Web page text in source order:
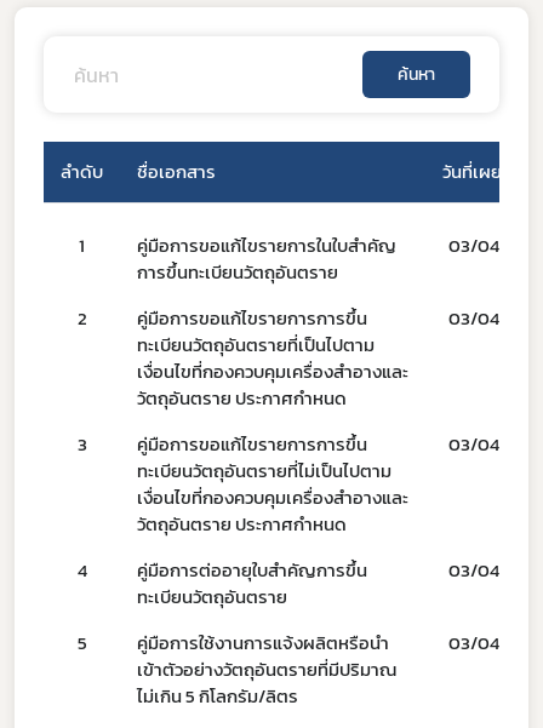
ค้นหา
ลำดับ ชื่อเอกสาร วันที่เผยแพร่
1
คู่มือการขอแก้ไขรายการในใบสำคัญ
การขึ้นทะเบียนวัตถุอันตราย
03/04/66
2
คู่มือการขอแก้ไขรายการการขึ้น
ทะเบียนวัตถุอันตรายที่เป็นไปตาม
เงื่อนไขที่กองควบคุมเครื่องสำอางและ
วัตถุอันตราย ประกาศกำหนด
03/04/66
3
คู่มือการขอแก้ไขรายการการขึ้น
ทะเบียนวัตถุอันตรายที่ไม่เป็นไปตาม
เงื่อนไขที่กองควบคุมเครื่องสำอางและ
วัตถุอันตราย ประกาศกำหนด
03/04/66
4
คู่มือการต่ออายุใบสำคัญการขึ้น
ทะเบียนวัตถุอันตราย
03/04/66
5
คู่มือการใช้งานการแจ้งผลิตหรือนำ
เข้าตัวอย่างวัตถุอันตรายที่มีปริมาณ
ไม่เกิน 5 กิโลกรัม/ลิตร
03/04/66
Subscribe
เลือกหัวข้อที่ท่านต้องการ Subscribe
covid
ผู้ประกอบการณ์